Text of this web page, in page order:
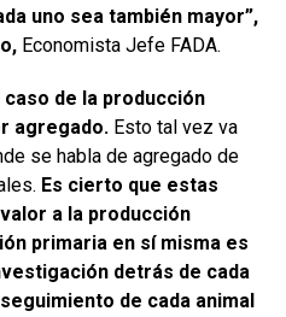
uno sea también mayor”,
Economista Jefe FADA.
de la producción
agregado. Esto tal vez va
se habla de agregado de
Es cierto que estas
a la producción
primaria en sí misma es
detrás de cada
de cada animal